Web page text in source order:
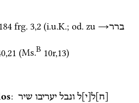
frg. 3,2 (i.u.K.; od. zu →ברר
,21 (Ms.B 10r,13)
: [ח]ל[י]ל ונבל יעריבו שיר